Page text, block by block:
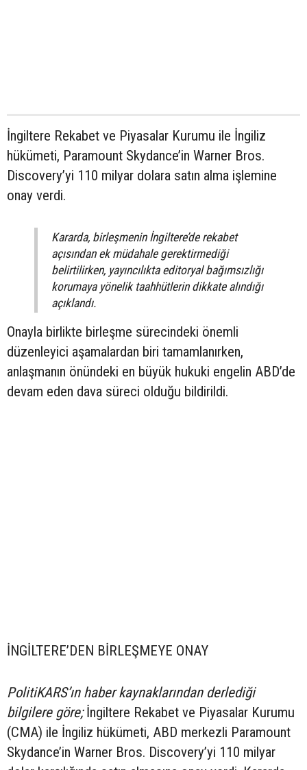
İngiltere Rekabet ve Piyasalar Kurumu ile İngiliz
hükümeti, Paramount Skydance’in Warner Bros.
Discovery’yi 110 milyar dolara satın alma işlemine
onay verdi.
Kararda, birleşmenin İngiltere’de rekabet
açısından ek müdahale gerektirmediği
belirtilirken, yayıncılıkta editoryal bağımsızlığı
korumaya yönelik taahhütlerin dikkate alındığı
açıklandı.
Onayla birlikte birleşme sürecindeki önemli
düzenleyici aşamalardan biri tamamlanırken,
anlaşmanın önündeki en büyük hukuki engelin ABD’de
devam eden dava süreci olduğu bildirildi.
İNGİLTERE’DEN BİRLEŞMEYE ONAY
PolitiKARS’ın haber kaynaklarından derlediği
bilgilere göre;İngiltere Rekabet ve Piyasalar Kurumu
(CMA) ile İngiliz hükümeti, ABD merkezli Paramount
Skydance’in Warner Bros. Discovery’yi 110 milyar